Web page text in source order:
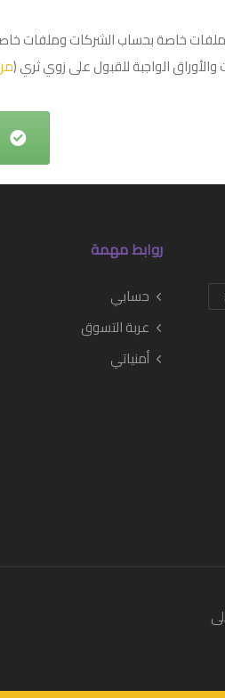
خاصة بحساب الشركات وملفات
الواجبة للقبول على زوي ثري (
روابط مهمة
حسابي
عربة التسوق
أمنياتي